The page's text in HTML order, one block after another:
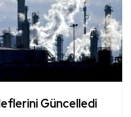
Güncelledi